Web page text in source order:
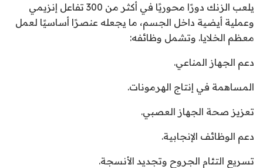
يلعب الزنك دورًا محوريًا في أكثر من 300 تفاعل إنزيمي
وعملية أيضية داخل الجسم، ما يجعله عنصرًا أساسيًا لعمل
معظم الخلايا. وتشمل وظائفه:
دعم الجهاز المناعي.
المساهمة في إنتاج الهرمونات.
تعزيز صحة الجهاز العصبي.
دعم الوظائف الإنجابية.
تسريع التئام الجروح وتجديد الأنسجة.